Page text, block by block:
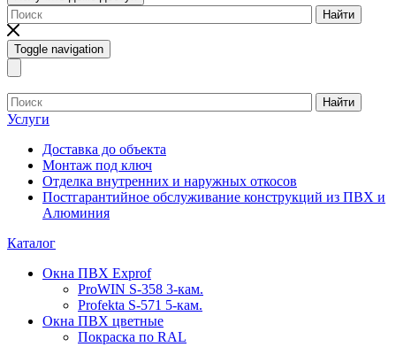
Найти
Toggle navigation
Найти
Услуги
Доставка до объекта
Монтаж под ключ
Отделка внутренних и наружных откосов
Постгарантийное обслуживание конструкций из ПВХ и
Алюминия
Каталог
Окна ПВХ Exprof
ProWIN S-358 3-кам.
Profekta S-571 5-кам.
Окна ПВХ цветные
Покраска по RAL